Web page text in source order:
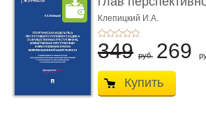
УК о ...
Клепицкий И.А.
349 руб. 269
Купить